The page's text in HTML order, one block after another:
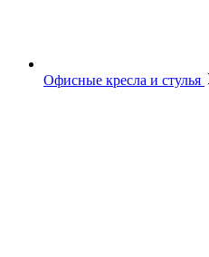
Офисные кресла и стулья